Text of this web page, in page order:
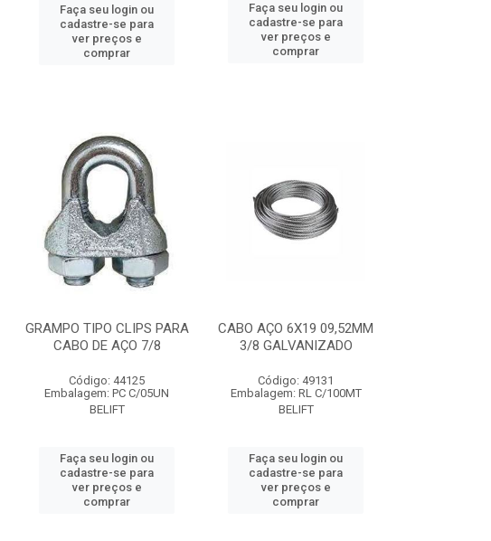
Faça seu login ou
cadastre-se para
ver preços e
comprar
Faça seu login ou
cadastre-se para
ver preços e
comprar
GRAMPO TIPO CLIPS PARA
CABO DE AÇO 7/8
Código: 44125
Embalagem: PC C/05UN
BELIFT
Faça seu login ou
cadastre-se para
ver preços e
comprar
CABO AÇO 6X19 09,52MM
3/8 GALVANIZADO
Código: 49131
Embalagem: RL C/100MT
BELIFT
Faça seu login ou
cadastre-se para
ver preços e
comprar